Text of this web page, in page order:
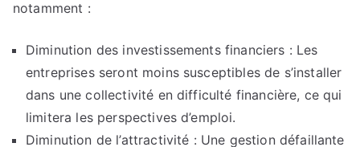
notamment :
Diminution des investissements financiers : Les
entreprises seront moins susceptibles de s’installer
dans une collectivité en difficulté financière, ce qui
limitera les perspectives d’emploi.
Diminution de l’attractivité : Une gestion défaillante